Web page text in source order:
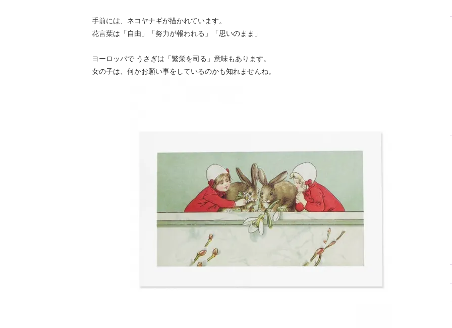
手前には、ネコヤナギが描かれています。
花言葉は「自由」「努力が報われる」「思いのまま」
ヨーロッパで うさぎは「繁栄を司る」意味もあります。
女の子は、何かお願い事をしているのかも知れませんね。